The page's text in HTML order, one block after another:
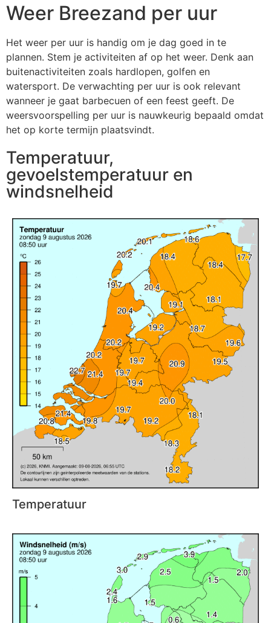
Weer Breezand per uur
Het weer per uur is handig om je dag goed in te
plannen. Stem je activiteiten af op het weer. Denk aan
buitenactiviteiten zoals hardlopen, golfen en
watersport. De verwachting per uur is ook relevant
wanneer je gaat barbecuen of een feest geeft. De
weersvoorspelling per uur is nauwkeurig bepaald omdat
het op korte termijn plaatsvindt.
Temperatuur,
gevoelstemperatuur en
windsnelheid
Temperatuur